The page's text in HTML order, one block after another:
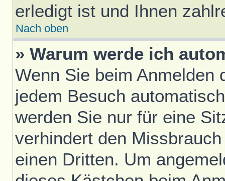
erledigt ist und Ihnen
Nach oben
» Warum werde ich
Wenn Sie beim Anmelden
jedem Besuch
werden Sie nur für eine
verhindert den
einen Dritten. Um